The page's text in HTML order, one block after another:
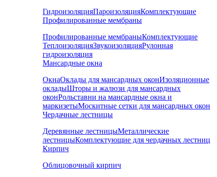
ГидроизоляцияПароизоляцияКомплектующие
Профилированные мембраны
Профилированные мембраныКомплектующие
ТеплоизоляцияЗвукоизоляцияРулонная
гидроизоляция
Мансардные окна
ОкнаОклады для мансардных оконИзоляционные
окладыШторы и жалюзи для мансардных
оконРольставни на мансардные окна и
маркизетыМоскитные сетки для мансардных окон
Чердачные лестницы
Деревянные лестницыМеталлические
лестницыКомплектующие для чердачных лестниц
Кирпич
Облицовочный кирпич